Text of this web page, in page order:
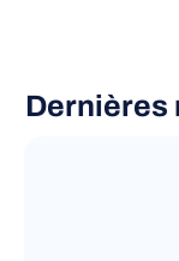
Dernières